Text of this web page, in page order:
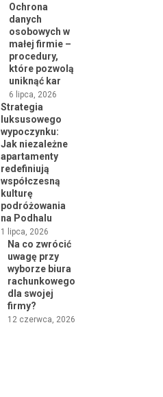
Ochrona
danych
osobowych w
małej firmie –
procedury,
które pozwolą
uniknąć kar
6 lipca, 2026
Strategia
luksusowego
wypoczynku:
Jak niezależne
apartamenty
redefiniują
współczesną
kulturę
podróżowania
na Podhalu
1 lipca, 2026
Na co zwrócić
uwagę przy
wyborze biura
rachunkowego
dla swojej
firmy?
12 czerwca, 2026